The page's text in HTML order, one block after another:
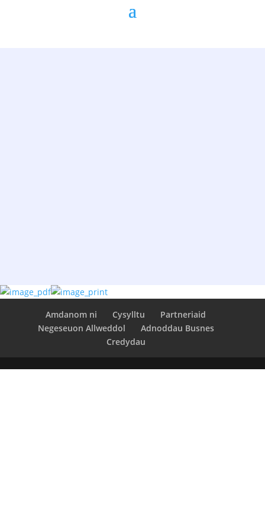
Amdanom ni Cysylltu
Partneriaid
Negeseuon Allweddol
Adnoddau Busnes
Credydau